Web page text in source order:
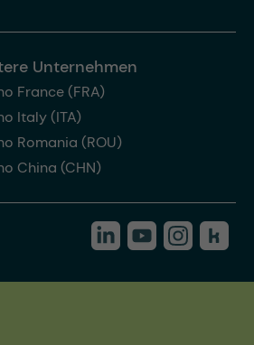
Unternehmen
France (FRA)
Italy (ITA)
Romania (ROU)
China (CHN)